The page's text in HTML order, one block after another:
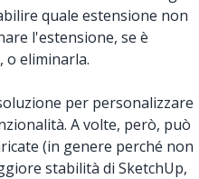
quale estensione non
l'estensione, se è
eliminarla.
per personalizzare
A volte, però, può
(in genere perché non
stabilità di SketchUp,